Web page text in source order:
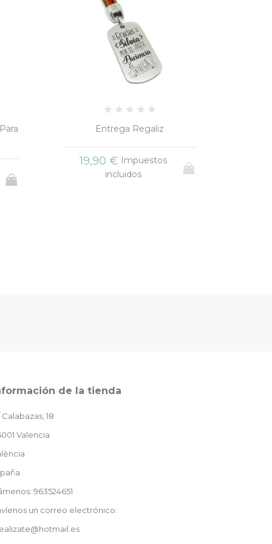
Llavero Cuero Niños
15,90 €
Impuestos
incluidos
de la tienda
Calabazas, 18
Valencia
963524651
un correo electrónico: